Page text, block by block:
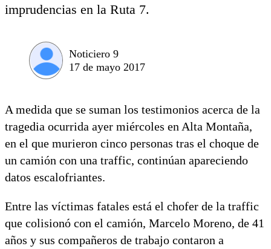
imprudencias en la Ruta 7.
Noticiero 9
17 de mayo 2017
A medida que se suman los testimonios acerca de la
tragedia ocurrida ayer miércoles en Alta Montaña,
en el que murieron cinco personas tras el choque de
un camión con una traffic, continúan apareciendo
datos escalofriantes.
Entre las víctimas fatales está el chofer de la traffic
que colisionó con el camión, Marcelo Moreno, de 41
años y sus compañeros de trabajo contaron a